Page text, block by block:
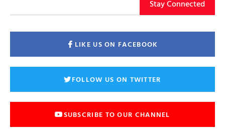
Stay Connected
LIKE US ON FACEBOOK
FOLLOW US ON TWITTER
SUBSCRIBE TO OUR CHANNEL